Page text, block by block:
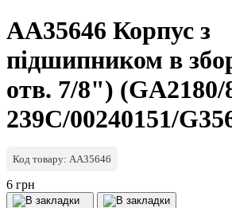
AA35646 Корпус з
підшипником в
отв. 7/8") (GA2180/
239C/00240151/
Код товару: AA35646
6 грн